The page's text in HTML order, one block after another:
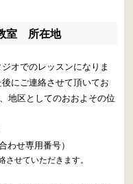
室 所在地
オでのレッスンになりま
にご連絡させて頂いてお
地区としてのおおよその位
わせ専用番号）
せていただきます。